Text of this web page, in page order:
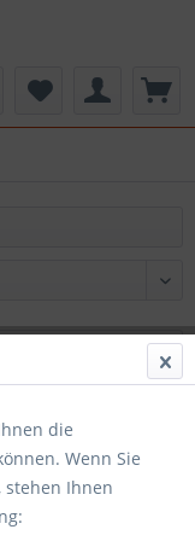
die
Wenn Sie
Ihnen